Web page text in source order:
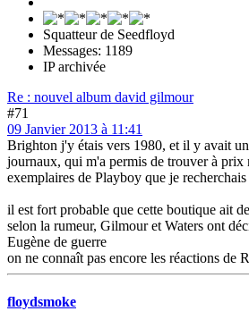
Squatteur de Seedfloyd
Messages: 1189
IP archivée
Re : nouvel album david gilmour
#71
09 Janvier 2013 à 11:41
Brighton j'y étais vers 1980, et il y avait
journaux, qui m'a permis de trouver à prix
exemplaires de Playboy que je recherchais
il est fort probable que cette boutique ait
selon la rumeur, Gilmour et Waters ont
Eugène de guerre
on ne connaît pas encore les réactions de
floydsmoke